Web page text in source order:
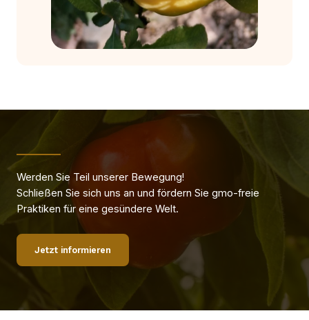
Werden Sie Teil unserer Bewegung!
Schließen Sie sich uns an und fördern Sie gmo-freie
Praktiken für eine gesündere Welt.
Jetzt informieren